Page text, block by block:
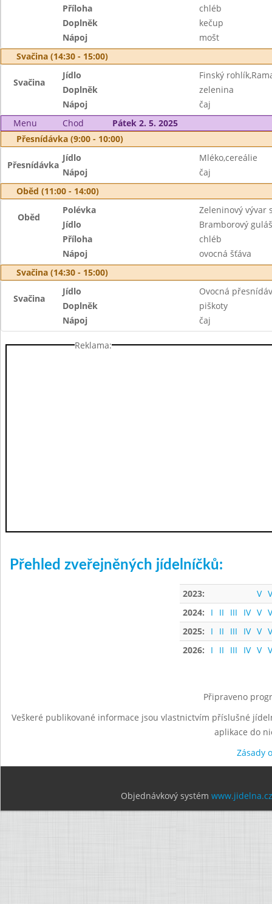
Příloha
chléb
Doplněk
kečup
Nápoj
mošt
Svačina (14:30 - 15:00)
Svačina
Jídlo
Finský
Doplněk
zelenina
Nápoj
čaj
Menu
Chod
Pátek 2. 5. 2025
Přesnídávka (9:00 - 10:00)
Přesnídávka
Jídlo
Mléko,cereálie
Nápoj
čaj
Oběd (11:00 - 14:00)
Oběd
Polévka
Zeleninový vývar
Jídlo
Bramborový
Příloha
chléb
Nápoj
ovocná šťáva
Svačina (14:30 - 15:00)
Svačina
Jídlo
Ovocná
Doplněk
piškoty
Nápoj
čaj
Reklama:
Přehled zveřejněných jídelníčků:
2023: V
2024:
I II III IV V
2025:
I II III IV V
2026:
I II III IV V
Připraveno
Veškeré publikované informace jsou vlastnictvím příslušné
aplikace do
Zásady
Objednávkový systém www.jidelna.cz